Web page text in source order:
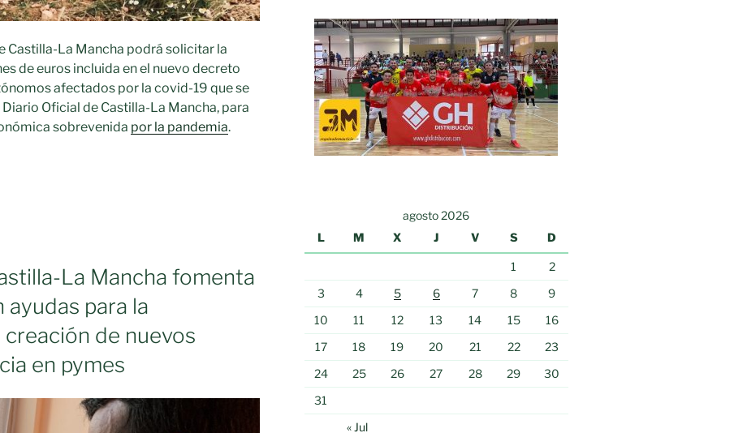
Castilla-La Mancha podrá solicitar la
de euros incluida en el nuevo decreto
afectados por la covid-19 que se
Oficial de Castilla-La Mancha, para
sobrevenida por la pandemia.
La Mancha fomenta
para la
de nuevos
en pymes
agosto 2026
L
M X J V S D
1
2
3
4 5 6 7 8
9
10
11 12 13 14 15
16
17
18 19 20 21 22
23
24
25 26 27 28 29
30
31
« Jul